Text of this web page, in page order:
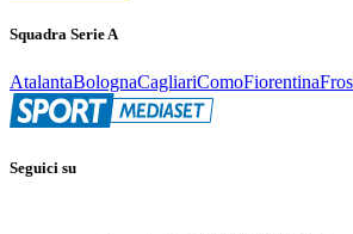
Squadra Serie A
AtalantaBolognaCagliariComoFiorentina
Seguici su